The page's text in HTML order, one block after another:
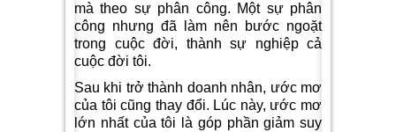
mà theo sự phân công. Một sự phân
công nhưng đã làm nên bước ngoặt
trong cuộc đời, thành sự nghiệp cả
cuộc đời tôi.
Sau khi trở thành doanh nhân, ước mơ
của tôi cũng thay đổi. Lúc này, ước mơ
lớn nhất của tôi là góp phần giảm suy